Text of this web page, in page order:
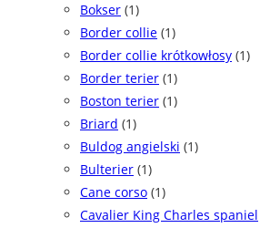
Bokser (1)
Border collie (1)
Border collie krótkowłosy (1)
Border terier (1)
Boston terier (1)
Briard (1)
Buldog angielski (1)
Bulterier (1)
Cane corso (1)
Cavalier King Charles spaniel